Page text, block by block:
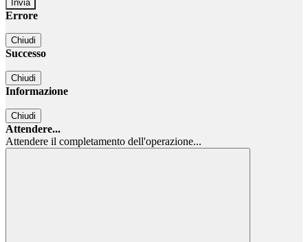
Errore
Chiudi
Successo
Chiudi
Informazione
Chiudi
Attendere...
Attendere il completamento dell'operazione...